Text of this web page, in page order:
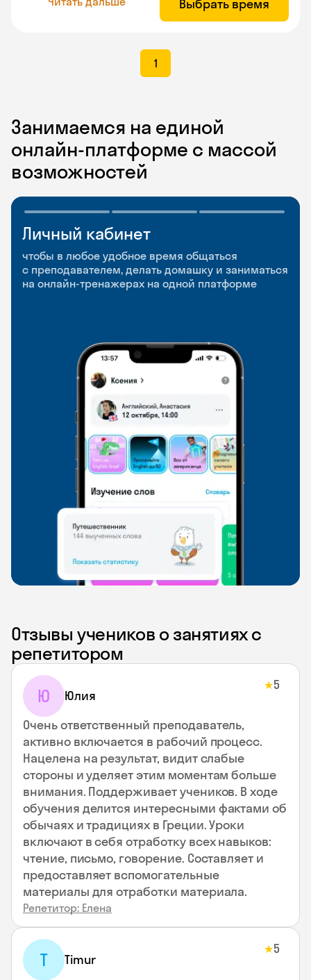
Выбрать время
1
Занимаемся на единой
онлайн-платформе с массой
возможностей
Личный кабинет
чтобы в любое удобное время общаться
с преподавателем, делать домашку и заниматься
на онлайн-тренажерах на одной платформе
Мобильное
приложение
чтобы заниматься и изучать новые слова где
и когда удобно
Разговорные клубы
и Talks
Групповые занятия для разговорной практики
и индивидуальные встречи с преподавателями
Отзывы учеников о занятиях с
репетитором
Ю Юлия
★5
Очень ответственный преподаватель,
активно включается в рабочий процесс.
Нацелена на результат, видит слабые
стороны и уделяет этим моментам больше
внимания. Поддерживает учеников. В ходе
обучения делится интересными фактами об
обычаях и традициях в Греции. Уроки
включают в себя отработку всех навыков:
чтение, письмо, говорение. Составляет и
предоставляет вспомогательные
материалы для отработки материала.
Репетитор: Елена
T Timur
★5